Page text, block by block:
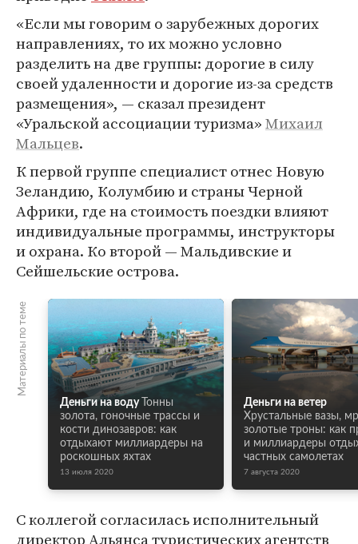
«Если мы говорим о зарубежных дорогих
направлениях, то их можно условно
разделить на две группы: дорогие в силу
своей удаленности и дорогие из-за средств
размещения», — сказал президент
«Уральской ассоциации туризма»Михаил
Мальцев.
К первой группе специалист отнес Новую
Зеландию, Колумбию и страны Черной
Африки, где на стоимость поездки влияют
индивидуальные программы, инструкторы
и охрана. Ко второй — Мальдивские и
Сейшельские острова.
Материалы по теме
Деньги на воду
Тонны
золота, гоночные трассы и
кости динозавров: как
отдыхают миллиардеры на
роскошных яхтах
13 июля 2020
Деньги на ветер
Хрустальные вазы,
золотые троны: как
и миллиардеры
частных самолетах
7 августа 2020
С коллегой согласилась исполнительный
директор Альянса туристических агентств